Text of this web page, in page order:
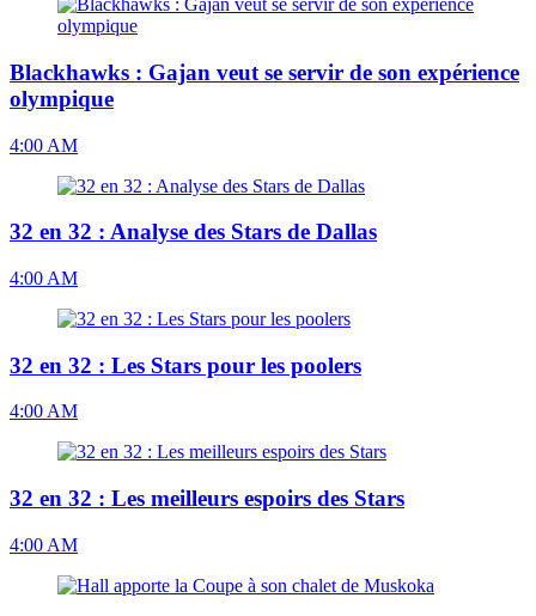
Blackhawks : Gajan veut se servir de son expérience
olympique
4:00 AM
32 en 32 : Analyse des Stars de Dallas
4:00 AM
32 en 32 : Les Stars pour les poolers
4:00 AM
32 en 32 : Les meilleurs espoirs des Stars
4:00 AM